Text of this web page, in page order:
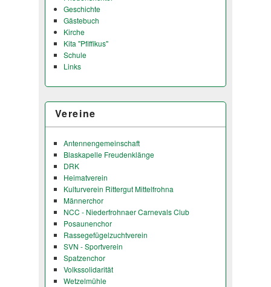
Geschichte
Gästebuch
Kirche
Kita "Pfiffikus"
Schule
Links
Vereine
Antennengemeinschaft
Blaskapelle Freudenklänge
DRK
Heimatverein
Kulturverein Rittergut Mittelfrohna
Männerchor
NCC - Niederfrohnaer Carnevals Club
Posaunenchor
Rassegefügelzuchtverein
SVN - Sportverein
Spatzenchor
Volkssolidarität
Wetzelmühle